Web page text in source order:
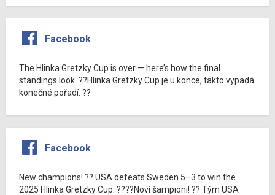
Facebook
The Hlinka Gretzky Cup is over — here’s how the final
standings look. ??Hlinka Gretzky Cup je u konce, takto vypadá
konečné pořadí. ??
Facebook
New champions! ?? USA defeats Sweden 5–3 to win the
2025 Hlinka Gretzky Cup. ????Noví šampioni! ?? Tým USA